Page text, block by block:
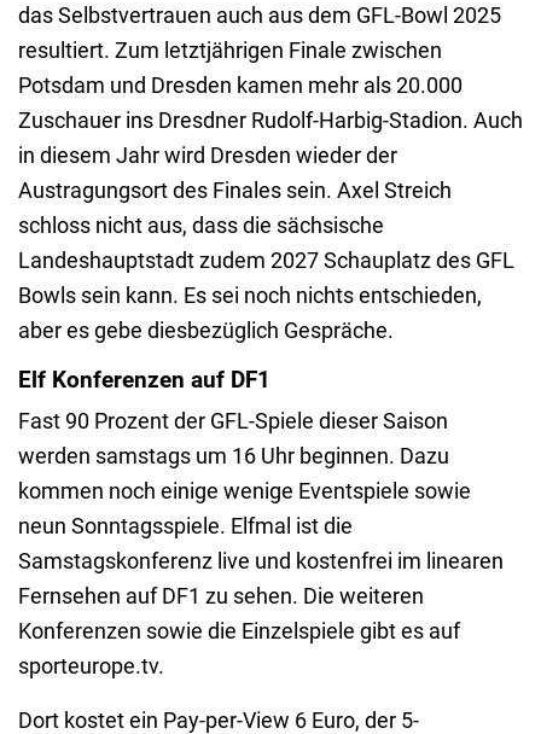
das Selbstvertrauen auch aus dem GFL-Bowl 2025
resultiert. Zum letztjährigen Finale zwischen
Potsdam und Dresden kamen mehr als 20.000
Zuschauer ins Dresdner Rudolf-Harbig-Stadion. Auch
in diesem Jahr wird Dresden wieder der
Austragungsort des Finales sein. Axel Streich
schloss nicht aus, dass die sächsische
Landeshauptstadt zudem 2027 Schauplatz des GFL
Bowls sein kann. Es sei noch nichts entschieden,
aber es gebe diesbezüglich Gespräche.
Elf Konferenzen auf DF1
Fast 90 Prozent der GFL-Spiele dieser Saison
werden samstags um 16 Uhr beginnen. Dazu
kommen noch einige wenige Eventspiele sowie
neun Sonntagsspiele. Elfmal ist die
Samstagskonferenz live und kostenfrei im linearen
Fernsehen auf DF1 zu sehen. Die weiteren
Konferenzen sowie die Einzelspiele gibt es auf
sporteurope.tv.
Dort kostet ein Pay-per-View 6 Euro, der 5-